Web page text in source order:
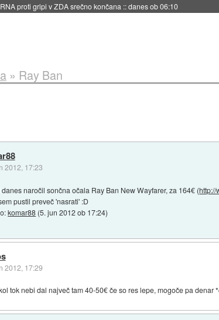
predvajati reklame::danes ob 06:09
» Ray Ban
2012, 17:23
danes naročil sončna očala Ray Ban New Wayfarer, za 164€ (http://
pustil preveč 'nasrati' :D
komar88 (5. jun 2012 ob 17:24)
2012, 17:29
tok nebi dal največ tam 40-50€ če so res lepe, mogoče pa denar